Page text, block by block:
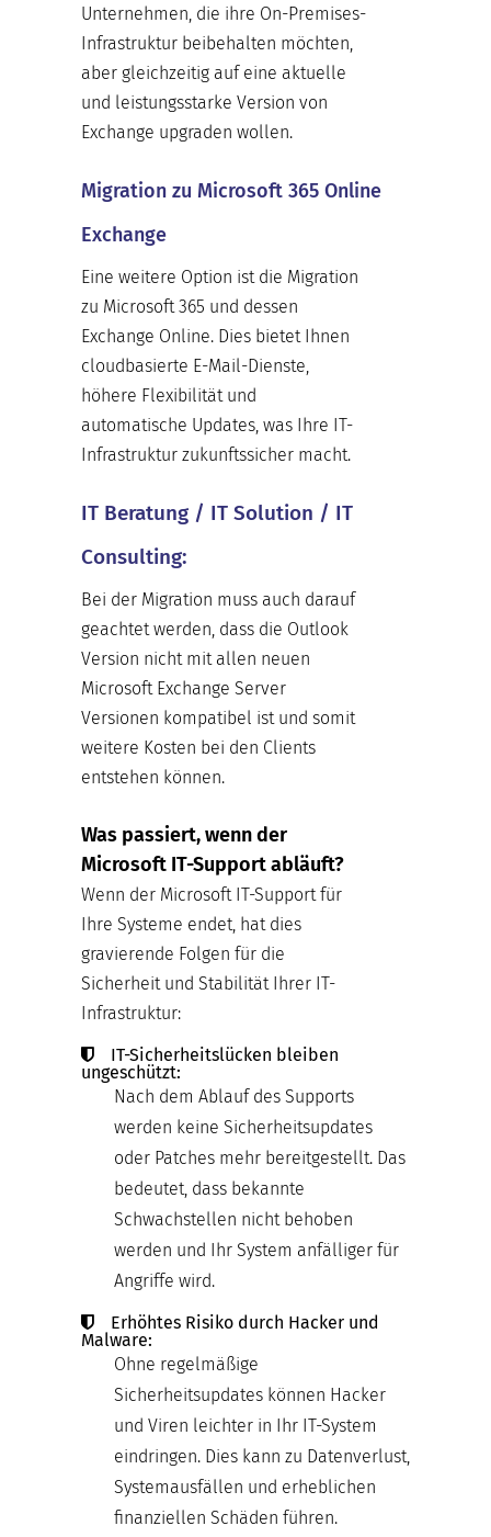
Unternehmen, die ihre On-Premises-
Infrastruktur beibehalten möchten,
aber gleichzeitig auf eine aktuelle
und leistungsstarke Version von
Exchange upgraden wollen.
Migration zu Microsoft 365 Online
Exchange
Eine weitere Option ist die Migration
zu Microsoft 365 und dessen
Exchange Online. Dies bietet Ihnen
cloudbasierte E-Mail-Dienste,
höhere Flexibilität und
automatische Updates, was Ihre IT-
Infrastruktur zukunftssicher macht.
IT Beratung / IT Solution / IT
Consulting:
Bei der Migration muss auch darauf
geachtet werden, dass die Outlook
Version nicht mit allen neuen
Microsoft Exchange Server
Versionen kompatibel ist und somit
weitere Kosten bei den Clients
entstehen können.
Was passiert, wenn der
Microsoft IT-Support abläuft?
Wenn der Microsoft IT-Support für
Ihre Systeme endet, hat dies
gravierende Folgen für die
Sicherheit und Stabilität Ihrer IT-
Infrastruktur:
IT-Sicherheitslücken bleiben
ungeschützt:
Nach dem Ablauf des Supports
werden keine Sicherheitsupdates
oder Patches mehr bereitgestellt. Das
bedeutet, dass bekannte
Schwachstellen nicht behoben
werden und Ihr System anfälliger für
Angriffe wird.
Erhöhtes Risiko durch Hacker und
Malware:
Ohne regelmäßige
Sicherheitsupdates können Hacker
und Viren leichter in Ihr IT-System
eindringen. Dies kann zu Datenverlust,
Systemausfällen und erheblichen
finanziellen Schäden führen.